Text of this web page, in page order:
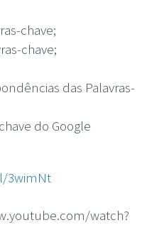
chave;
chave;
das Palavras-
do Google
3wimNt
watch?